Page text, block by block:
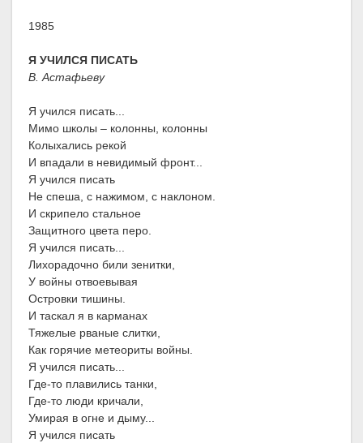
1985
Я УЧИЛСЯ ПИСАТЬ
В. Астафьеву
Я учился писать...
Мимо школы – колонны, колонны
Колыхались рекой
И впадали в невидимый фронт...
Я учился писать
Не спеша, с нажимом, с наклоном.
И скрипело стальное
Защитного цвета перо.
Я учился писать...
Лихорадочно били зенитки,
У войны отвоевывая
Островки тишины.
И таскал я в карманах
Тяжелые рваные слитки,
Как горячие метеориты войны.
Я учился писать...
Где-то плавились танки,
Где-то люди кричали,
Умирая в огне и дыму...
Я учился писать